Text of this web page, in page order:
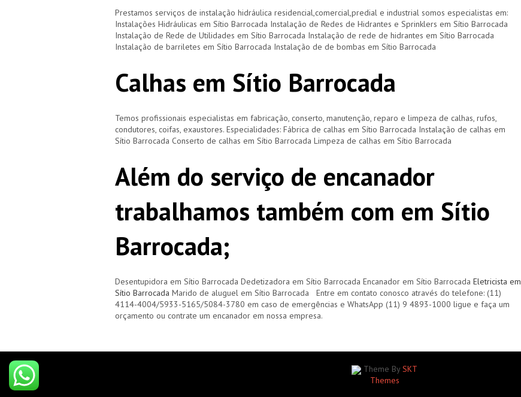
Prestamos serviços de instalação hidráulica residencial,comercial,predial e industrial somos especialistas em:
Instalações Hidráulicas em Sítio Barrocada Instalação de Redes de Hidrantes e Sprinklers em Sítio Barrocada
Instalação de Rede de Utilidades em Sítio Barrocada Instalação de rede de hidrantes em Sítio Barrocada
Instalação de barriletes em Sítio Barrocada Instalação de de bombas em Sítio Barrocada
Calhas em Sítio Barrocada
Temos profissionais especialistas em fabricação, conserto, manutenção, reparo e limpeza de calhas, rufos,
condutores, coifas, exaustores. Especialidades: Fábrica de calhas em Sítio Barrocada Instalação de calhas em
Sítio Barrocada Conserto de calhas em Sítio Barrocada Limpeza de calhas em Sítio Barrocada
Além do serviço de encanador
trabalhamos também com em Sítio
Barrocada;
Desentupidora em Sítio Barrocada Dedetizadora em Sítio Barrocada Encanador em Sítio Barrocada Eletricista em
Sítio Barrocada Marido de aluguel em Sítio Barrocada Entre em contato conosco através do telefone: (11)
4114-4004/5933-5165/5084-3780 em caso de emergências e WhatsApp (11) 9 4893-1000 ligue e faça um
orçamento ou contrate um encanador em nossa empresa.
Theme By SKT
Themes